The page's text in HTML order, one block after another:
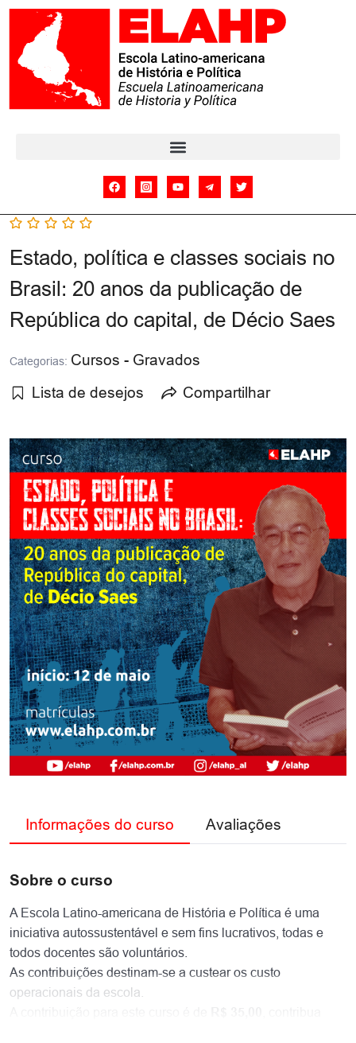
Estado, política e classes sociais no
Brasil: 20 anos da publicação de
República do capital, de Décio Saes
Categorias: Cursos - Gravados
Lista de desejos
Compartilhar
Informações do curso Avaliações
Sobre o curso
A Escola Latino-americana de História e Política é uma
iniciativa autossustentável e sem fins lucrativos, todas e
todos docentes são voluntários.
As contribuições destinam-se a custear os custo
operacionais da escola.